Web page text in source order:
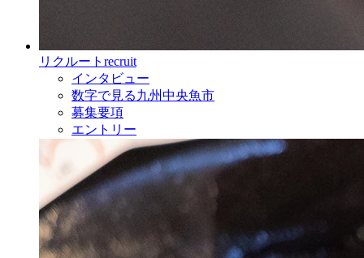
リクルート recruit
インタビュー
数字で見る九州中央魚市
募集要項
エントリー